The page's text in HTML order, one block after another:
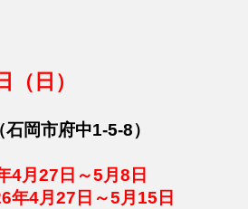
（日）
石岡市府中1-5-8）
4月27 日～5月8 日
6年4月27 日～5月 15 日